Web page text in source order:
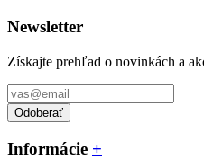
Newsletter
Získajte prehľad o novinkách a
Odoberať
Informácie +